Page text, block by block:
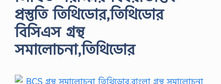
প্রস্তুতি তিথিডোর,তিথিডোর
বিসিএস গ্রন্থ
সমালোচনা,তিথিডোর